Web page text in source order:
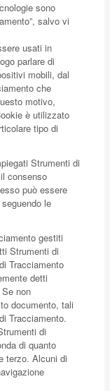
sono
salvo vi
usati in
parlare di
mobili, dal
che
motivo,
è utilizzato
tipo di
Strumenti di
consenso
può essere
le
gestiti
Strumenti di
Tracciamento
detti
non
documento, tali
Tracciamento.
di
di quanto
terzo. Alcuni di